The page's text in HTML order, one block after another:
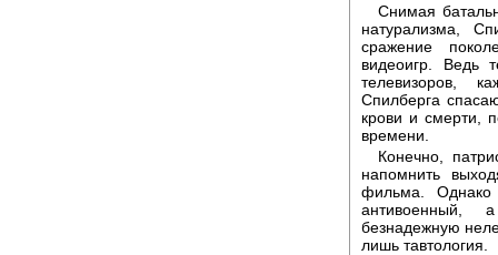
Снимая
натурализма,
сражение
видеоигр. Ведь
телевизоров,
Спилберга
крови и смерти,
времени.
Конечно,
напомнить
фильма.
антивоенный,
безнадежную
лишь тавтология.